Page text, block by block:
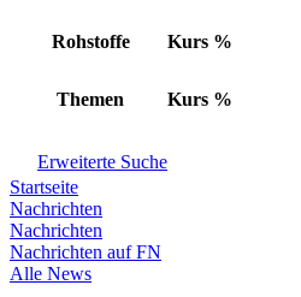
Rohstoffe Kurs %
Themen Kurs %
Erweiterte Suche
Startseite
Nachrichten
Nachrichten
Nachrichten auf FN
Alle News